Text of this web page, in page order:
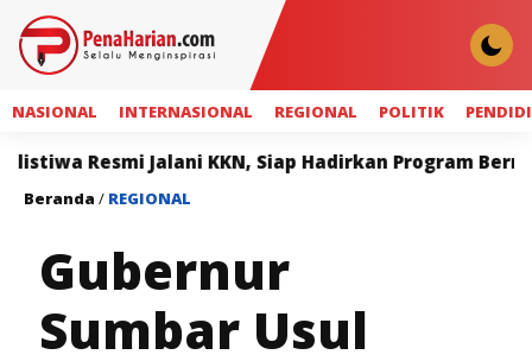
NASIONAL INTERNASIONAL REGIONAL POLITIK
Jalani KKN, Siap Hadirkan Program Bermanfaat
Beranda / REGIONAL
Gubernur
Sumbar Usul